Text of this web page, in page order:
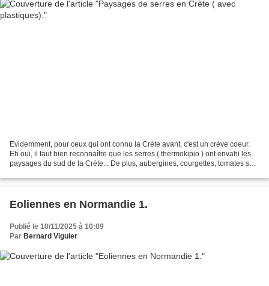
Evidemment, pour ceux qui ont connu la Crète avant, c'est un crève coeur.
Eh oui, il faut bien reconnaître que les serres ( thermokipio ) ont envahi les
paysages du sud de la Crète... De plus, aubergines, courgettes, tomates sont
Eoliennes en Normandie 1.
Publié le 10/11/2025 à 10:09
Par Bernard Viguier